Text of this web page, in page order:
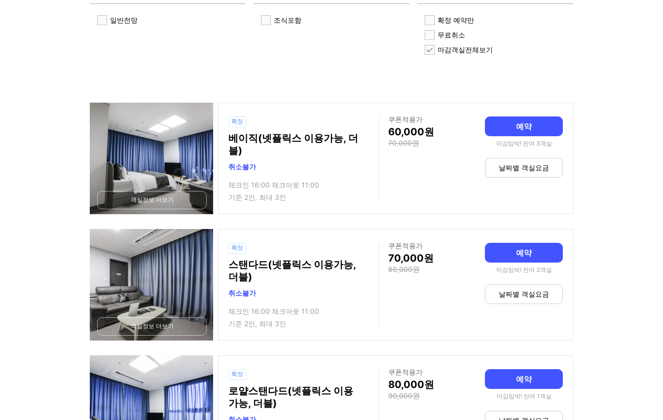
일반전망 조식포함
확정 예약만
무료취소
마감객실전체보기
객실정보 더보기
확정
베이직(넷플릭스 이용가능, 더
블)
취소불가
체크인 16:00 체크아웃 11:00
기준 2인, 최대 3인
쿠폰적용가
60,000
70,000
예약
마감임박! 잔여 3객실
날짜별 객실요금
객실정보 더보기
확정
스탠다드(넷플릭스 이용가능,
더블)
취소불가
체크인 16:00 체크아웃 11:00
기준 2인, 최대 3인
쿠폰적용가
70,000
80,000
예약
마감임박! 잔여 3객실
날짜별 객실요금
확정
로얄스탠다드(넷플릭스 이용
가능, 더블)
쿠폰적용가
80,000
90,000
예약
마감임박! 잔여 1객실